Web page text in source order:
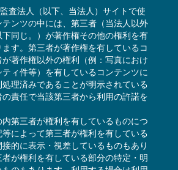
査法人（以下、当法人）サイトで使
ンツの中には、第三者（当法人以外
同じ。）が著作権その他の権利を有
す。第三者が著作権を有しているコ
著作権以外の権利（例：写真におけ
ィ件等）を有しているコンテンツに
理済みであることが明示されている
責任で当該第三者から利用の許諾を
第三者が権利を有しているものにつ
によって第三者が権利を有している
的に表示・視差しているものもあり
が権利を有している部分の特定・明